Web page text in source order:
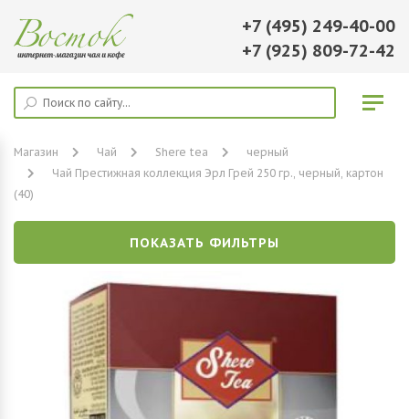
+7 (495) 249-40-00
+7 (925) 809-72-42
Магазин Чай Shere tea
черный
Чай Престижная коллекция Эрл Грей 250 гр., черный, картон
(40)
ПОКАЗАТЬ ФИЛЬТРЫ